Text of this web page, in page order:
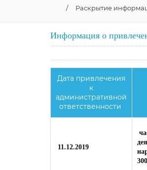
/ Раскрытие
Информация о
Дата привлечения
к
административной
ответственности
11.12.2019